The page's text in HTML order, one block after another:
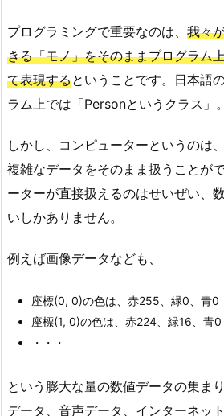
プログラミングで重要なのは、 我々
きる「モノ」をそのままプログラム
て表現するということです。日本語
ラム上では「Personというクラス」。
しかし、コンピューターというのは
複雑なデータをそのまま扱うことが
ーターが直接扱えるのはせいぜい、
いしかありません。
例えば画像データなども、
座標(0, 0)の色は、赤255、緑0、青0
座標(1, 0)の色は、赤224、緑16、青0
・・・
という膨大な量の数値データの集ま
データ、音声データ、インターネッ